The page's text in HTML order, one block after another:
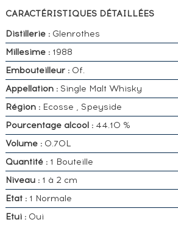
CARACTÉRISTIQUES DÉTAILLÉES
Distillerie :Glenrothes
Millesime :1988
Embouteilleur :Of.
Appellation :Single Malt Whisky
Région : Ecosse , Speyside
Pourcentage alcool :44.10 %
Volume : 0.70L
Quantité :1 Bouteille
Niveau :1 à 2 cm
Etat :1 Normale
Etui :Oui